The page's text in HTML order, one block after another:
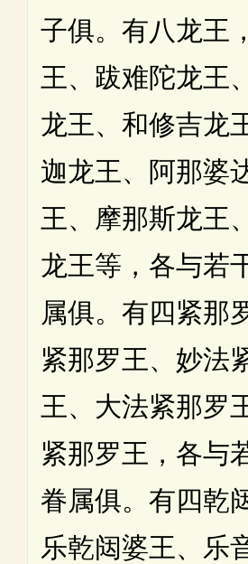
子俱。有八龙王
王、跋难陀龙王
龙王、和修吉龙
迦龙王、阿那婆
王、摩那斯龙王
龙王等，各与若
属俱。有四紧那
紧那罗王、妙法
王、大法紧那罗
紧那罗王，各与
眷属俱。有四乾
乐乾闼婆王、乐